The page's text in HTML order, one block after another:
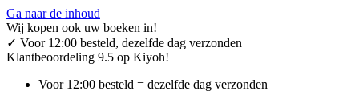
Ga naar de inhoud
Wij kopen ook uw boeken in!
✓ Voor 12:00 besteld, dezelfde dag verzonden
Klantbeoordeling 9.5 op Kiyoh!
Voor 12:00 besteld = dezelfde dag verzonden